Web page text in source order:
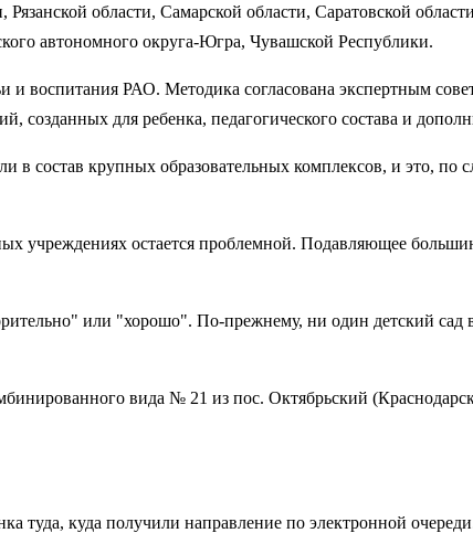
области, Самарской области, Саратовской
автономного округа-Югра, Чувашской Республики.
воспитания РАО. Методика согласована экспертным
для ребенка, педагогического состава и
состав крупных образовательных комплексов, и это, по
учреждениях остается проблемной. Подавляющее
или "хорошо". По-прежнему, ни один детский
вида № 21 из пос. Октябрьский
туда, куда получили направление по электронной